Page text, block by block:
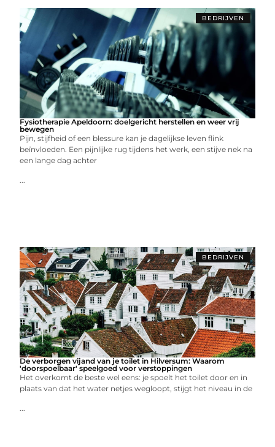
BEDRIJVEN
Fysiotherapie Apeldoorn: doelgericht herstellen en weer vrij
bewegen
Pijn, stijfheid of een blessure kan je dagelijkse leven flink
beïnvloeden. Een pijnlijke rug tijdens het werk, een stijve nek na
een lange dag achter
...
BEDRIJVEN
De verborgen vijand van je toilet in Hilversum: Waarom
'doorspoelbaar' speelgoed voor verstoppingen
Het overkomt de beste wel eens: je spoelt het toilet door en in
plaats van dat het water netjes wegloopt, stijgt het niveau in de
...